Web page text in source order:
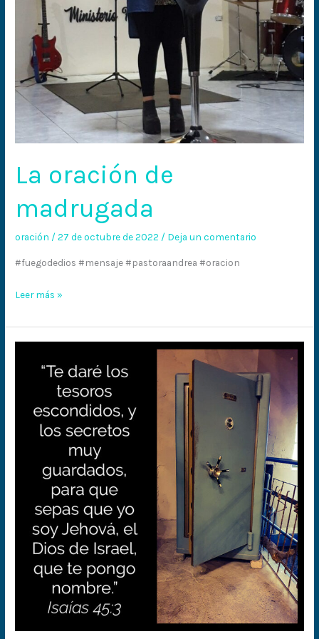
La oración de
madrugada
oración /27 de octubre de 2022 / Deja un comentario
#fuegodedios #mensaje #pastoraandrea #oracion
Leer más »
espirituales